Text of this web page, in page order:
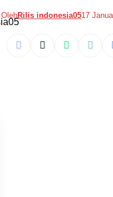
OlehRilis indonesia0517